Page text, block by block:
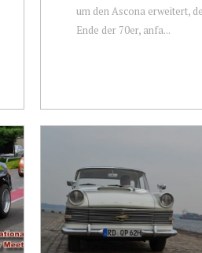
um den Ascona erweitert,
Ende der 70er, anfa...